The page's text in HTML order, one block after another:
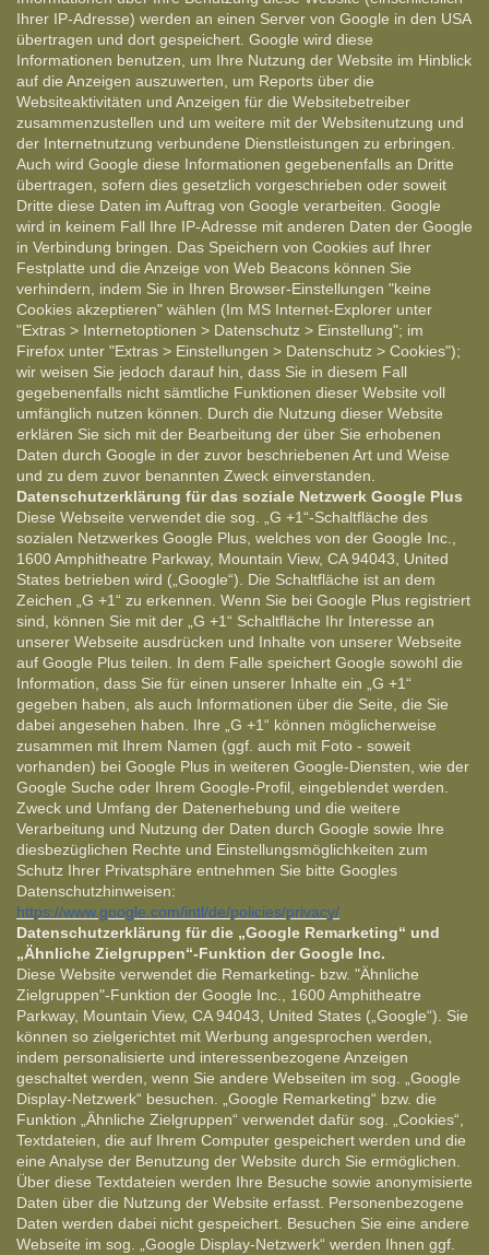
Ihrer IP-Adresse) werden an einen Server von Google in den USA
übertragen und dort gespeichert. Google wird diese
Informationen benutzen, um Ihre Nutzung der Website im Hinblick
auf die Anzeigen auszuwerten, um Reports über die
Websiteaktivitäten und Anzeigen für die Websitebetreiber
zusammenzustellen und um weitere mit der Websitenutzung und
der Internetnutzung verbundene Dienstleistungen zu erbringen.
Auch wird Google diese Informationen gegebenenfalls an Dritte
übertragen, sofern dies gesetzlich vorgeschrieben oder soweit
Dritte diese Daten im Auftrag von Google verarbeiten. Google
wird in keinem Fall Ihre IP-Adresse mit anderen Daten der Google
in Verbindung bringen. Das Speichern von Cookies auf Ihrer
Festplatte und die Anzeige von Web Beacons können Sie
verhindern, indem Sie in Ihren Browser-Einstellungen "keine
Cookies akzeptieren" wählen (Im MS Internet-Explorer unter
"Extras > Internetoptionen > Datenschutz > Einstellung"; im
Firefox unter "Extras > Einstellungen > Datenschutz > Cookies");
wir weisen Sie jedoch darauf hin, dass Sie in diesem Fall
gegebenenfalls nicht sämtliche Funktionen dieser Website voll
umfänglich nutzen können. Durch die Nutzung dieser Website
erklären Sie sich mit der Bearbeitung der über Sie erhobenen
Daten durch Google in der zuvor beschriebenen Art und Weise
und zu dem zuvor benannten Zweck einverstanden.
Datenschutzerklärung für das soziale Netzwerk Google Plus
Diese Webseite verwendet die sog. „G +1“-Schaltfläche des
sozialen Netzwerkes Google Plus, welches von der Google Inc.,
1600 Amphitheatre Parkway, Mountain View, CA 94043, United
States betrieben wird („Google“). Die Schaltfläche ist an dem
Zeichen „G +1“ zu erkennen. Wenn Sie bei Google Plus registriert
sind, können Sie mit der „G +1“ Schaltfläche Ihr Interesse an
unserer Webseite ausdrücken und Inhalte von unserer Webseite
auf Google Plus teilen. In dem Falle speichert Google sowohl die
Information, dass Sie für einen unserer Inhalte ein „G +1“
gegeben haben, als auch Informationen über die Seite, die Sie
dabei angesehen haben. Ihre „G +1“ können möglicherweise
zusammen mit Ihrem Namen (ggf. auch mit Foto - soweit
vorhanden) bei Google Plus in weiteren Google-Diensten, wie der
Google Suche oder Ihrem Google-Profil, eingeblendet werden.
Zweck und Umfang der Datenerhebung und die weitere
Verarbeitung und Nutzung der Daten durch Google sowie Ihre
diesbezüglichen Rechte und Einstellungsmöglichkeiten zum
Schutz Ihrer Privatsphäre entnehmen Sie bitte Googles
Datenschutzhinweisen:
https://www.google.com/intl/de/policies/privacy/
Datenschutzerklärung für die „Google Remarketing“ und
„Ähnliche Zielgruppen“-Funktion der Google Inc.
Diese Website verwendet die Remarketing- bzw. "Ähnliche
Zielgruppen"-Funktion der Google Inc., 1600 Amphitheatre
Parkway, Mountain View, CA 94043, United States („Google“). Sie
können so zielgerichtet mit Werbung angesprochen werden,
indem personalisierte und interessenbezogene Anzeigen
geschaltet werden, wenn Sie andere Webseiten im sog. „Google
Display-Netzwerk“ besuchen. „Google Remarketing“ bzw. die
Funktion „Ähnliche Zielgruppen“ verwendet dafür sog. „Cookies“,
Textdateien, die auf Ihrem Computer gespeichert werden und die
eine Analyse der Benutzung der Website durch Sie ermöglichen.
Über diese Textdateien werden Ihre Besuche sowie anonymisierte
Daten über die Nutzung der Website erfasst. Personenbezogene
Daten werden dabei nicht gespeichert. Besuchen Sie eine andere
Webseite im sog. „Google Display-Netzwerk“ werden Ihnen ggf.